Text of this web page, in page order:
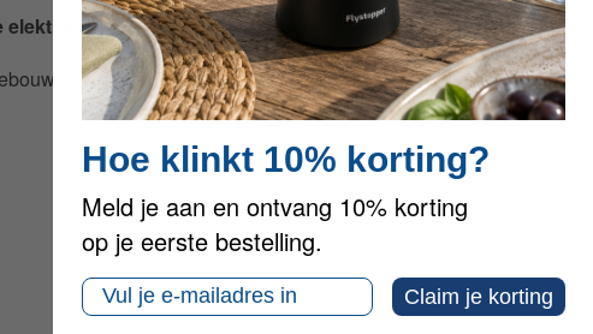
vliegenlamp HV16L.
in de vliegenlamp HV16L)
Hoe klinkt 10% korting?
Meld je aan en ontvang 10% korting
op je eerste bestelling.
Email Claim je korting